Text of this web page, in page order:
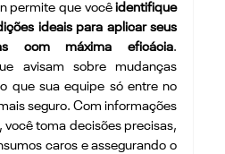
permite que você identifique
ideais para aplicar seus
com máxima eficácia.
avisam sobre mudanças
que sua equipe só entre no
seguro. Com informações
você toma decisões precisas,
caros e assegurando o